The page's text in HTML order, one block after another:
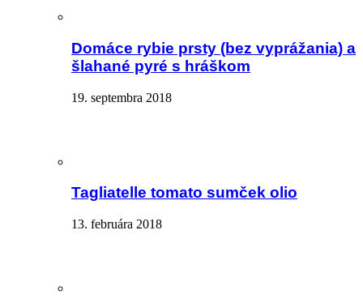
Domáce rybie prsty (bez vyprážania) a
šlahané pyré s hráškom
19. septembra 2018
Tagliatelle tomato sumček olio
13. februára 2018